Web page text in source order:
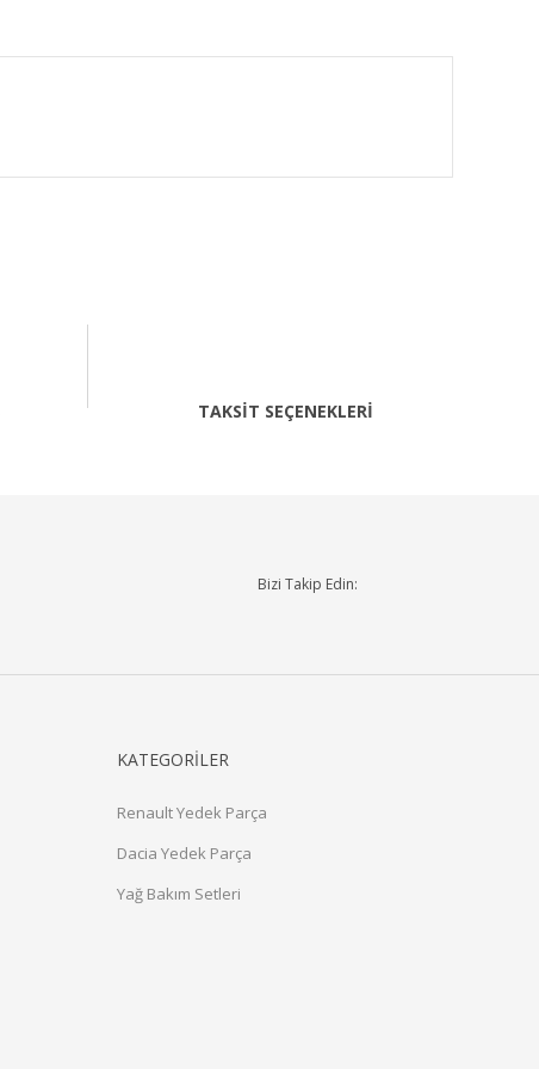
TAKSİT SEÇENEKLERİ
Bizi Takip Edin:
KATEGORİLER
Renault Yedek Parça
Dacia Yedek Parça
Yağ Bakım Setleri